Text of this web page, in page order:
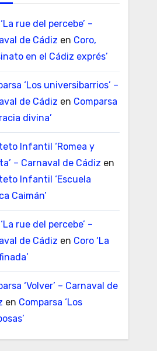
rue del percebe’ –
de Cádiz en Coro,
en el Cádiz exprés’
‘Los universibarrios’ –
de Cádiz en Comparsa
divina’
Infantil ‘Romea y
– Carnaval de Cádiz en
Infantil ‘Escuela
Caimán’
rue del percebe’ –
de Cádiz en Coro ‘La
‘Volver’ – Carnaval de
en Comparsa ‘Los